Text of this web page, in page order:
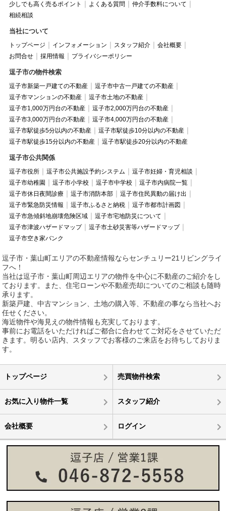
少しでも高く売るポイント
よくある質問
仲介手数料について
相続相談
当社について
トップページ インフォメーション スタッフ紹介
会社概要
お問合せ
採用情報 プライバシーポリシー
逗子市の物件検索
逗子市新築一戸建ての不動産
逗子市中古一戸建ての不動産
逗子市マンションの不動産
逗子市土地の不動産
逗子市1,000万円台の不動産
逗子市2,000万円台の不動産
逗子市3,000万円台の不動産
逗子市4,000万円台の不動産
逗子市駅徒歩5分以内の不動産
逗子市駅徒歩10分以内の不動産
逗子市駅徒歩15分以内の不動産
逗子市駅徒歩20分以内の不動産
逗子市公共関係
逗子市役所 逗子市公共施設予約システム
逗子市妊婦・育児相談
逗子市幼稚園
逗子市小学校 逗子市中学校
逗子市内病院一覧
逗子市休日夜間診療
逗子市消防本部
逗子市住民異動の届け出
逗子市緊急防災情報
逗子市ふるさと納税
逗子市都市計画図
逗子市急傾斜地崩壊危険区域
逗子市宅地防災について
逗子市津波ハザードマップ
逗子市土砂災害等ハザードマップ
逗子市空き家バンク
逗子市・葉山町エリアの不動産情報ならセンチュリー21リビングライ
フへ！
当社は逗子市・葉山町周辺エリアの物件を中心に不動産のご紹介をし
ております。また、住宅ローンや不動産売却についてのご相談も随時
承ります。
新築戸建、中古マンション、土地の購入等、不動産の事なら当社へお
任せください。
海近物件や海見えの物件情報も充実しております。
事前にお電話をいただければご都合に合わせてご対応をさせていただ
きます。明るい店内、スタッフでお客様のご来店をお待ちしておりま
す。
トップページ 売買物件検索
お気に入り物件一覧 スタッフ紹介
会社概要 ログイン